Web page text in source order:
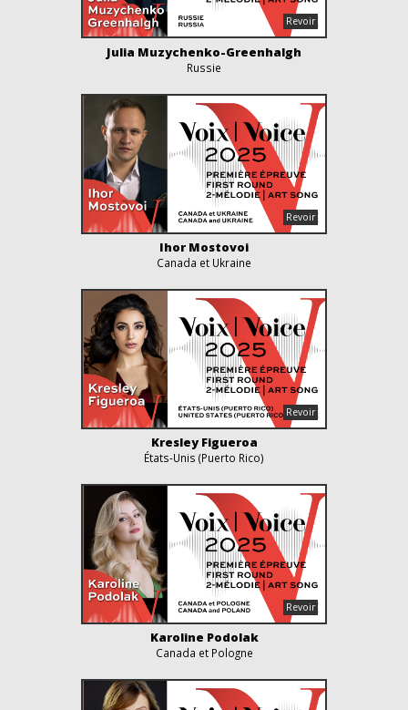
Julia Muzychenko-Greenhalgh
Russie
Ihor Mostovoi
Canada et Ukraine
Kresley Figueroa
États-Unis (Puerto Rico)
Karoline Podolak
Canada et Pologne